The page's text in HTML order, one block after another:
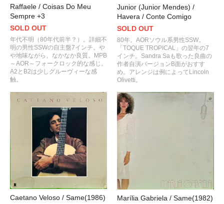
Raffaele / Coisas Do Meu
Sempre +3
SOLD OUT
年代不明（80年代前半？）。詳細不
明の男性SSWの自主盤7インチ。や
や地味ながら、なかなか良質。MPB
～AOR～フォークロック的な感じ。
A2とB2は少しグルーヴィーな感
触。
Junior (Junior Mendes) /
Havera / Conte Comigo
SOLD OUT
80年。AORソウル系男性SSW。
「TOQUE TROPICAL」の翌年の7
インチ。Sandra Saも歌った良曲の
作者自演バージョンB面がおすす
め。アレンジは例によってLincoln
Olivetti。
Caetano Veloso / Same(1986)
Marília Gabriela / Same(1982)